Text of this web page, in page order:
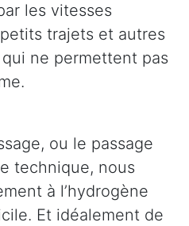
les vitesses
trajets et autres
ne permettent pas
ou le passage
technique, nous
à l’hydrogène
Et idéalement de